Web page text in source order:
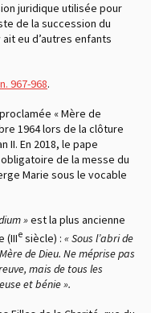
juridique utilisée pour
de la succession du
eu d’autres enfants
967-968.
« Mère de
1964 lors de la clôture
II. En 2018, le pape
de la messe du
Marie sous le vocable
»est la plus ancienne
(IIIe siècle) : « Sous l’abri de
de Dieu. Ne méprise pas
mais de tous les
et bénie ».